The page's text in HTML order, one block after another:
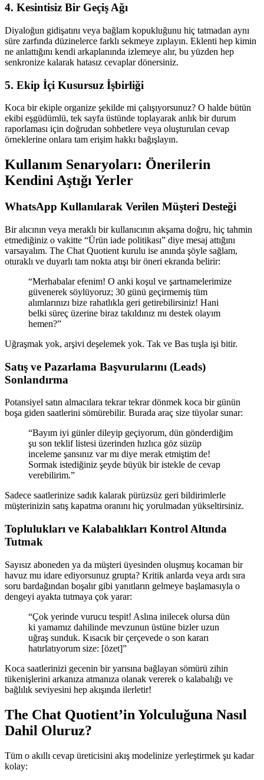
4. Kesintisiz Bir Geçiş Ağı
Diyaloğun gidişatını veya bağlam kopukluğunu hiç tatmadan aynı
süre zarfında düzinelerce farklı sekmeye zıplayın. Eklenti hep kimin
ne anlattığını kendi arkaplanında izlemeye alır, bu yüzden hep
senkronize kalarak hatasız cevaplar dönersiniz.
5. Ekip İçi Kusursuz İşbirliği
Koca bir ekiple organize şekilde mi çalışıyorsunuz? O halde bütün
ekibi eşgüdümlü, tek sayfa üstünde toplayarak anlık bir durum
raporlaması için doğrudan sohbetlere veya oluşturulan cevap
örneklerine onlara tam erişim hakkı bağışlayın.
Kullanım Senaryoları: Önerilerin
Kendini Aştığı Yerler
WhatsApp Kullanılarak Verilen Müşteri Desteği
Bir alıcının veya meraklı bir kullanıcının akşama doğru, hiç tahmin
etmediğiniz o vakitte “Ürün iade politikası” diye mesaj attığını
varsayalım. The Chat Quotient kurulu ise anında şöyle sağlam,
oturaklı ve duyarlı tam nokta atışı bir öneri ekranda belirir:
“Merhabalar efenim! O anki koşul ve şartnamelerimize
güvenerek söylüyoruz; 30 günü geçirmemiş tüm
alımlarınızı bize rahatlıkla geri getirebilirsiniz! Hani
belki süreç üzerine biraz takıldınız mı destek olayım
hemen?”
Uğraşmak yok, arşivi deşelemek yok. Tak ve Bas tuşla işi bitir.
Satış ve Pazarlama Başvurularını (Leads)
Sonlandırma
Potansiyel satın almacılara tekrar tekrar dönmek koca bir günün
boşa giden saatlerini sömürebilir. Burada araç size tüyolar sunar:
“Bayım iyi günler dileyip geçiyorum, dün gönderdiğim
şu son teklif listesi üzerinden hızlıca göz süzüp
inceleme şansınız var mı diye merak etmiştim de!
Sormak istediğiniz şeyde büyük bir istekle de cevap
verebilirim.”
Sadece saatlerinize sadık kalarak pürüzsüz geri bildirimlerle
müşterinizin satış kapatma oranını hiç yorulmadan yükseltirsiniz.
Toplulukları ve Kalabalıkları Kontrol Altında
Tutmak
Sayısız aboneden ya da müşteri üyesinden oluşmuş kocaman bir
havuz mu idare ediyorsunuz grupta? Kritik anlarda veya ardı sıra
soru bardağından boşalır gibi yanıtların gelmeye başlamasıyla o
dengeyi ayakta tutmaya çok yarar:
“Çok yerinde vurucu tespit! Aslına inilecek olursa dün
ki yamamız dahilinde mevzunun üstüne bizler uzun
uğraş sunduk. Kısacık bir çerçevede o son kararı
hatırlatıyorum size: [özet]”
Koca saatlerinizi gecenin bir yarısına bağlayan sömürü zihin
tükenişlerini arkanıza atmanıza olanak vererek o kalabalığı ve
bağlılık seviyesini hep akışında ilerletir!
The Chat Quotient’in Yolculuğuna Nasıl
Dahil Oluruz?
Tüm o akıllı cevap üreticisini akış modelinize yerleştirmek şu kadar
kolay: